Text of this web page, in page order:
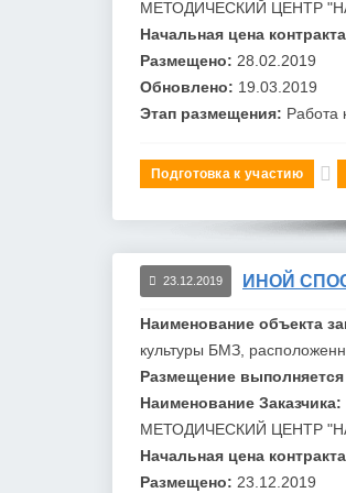
МЕТОДИЧЕСКИЙ ЦЕНТР
Начальная цена
Размещено: 28.02.2019
Обновлено: 19.03.2019
Этап размещения: Работа
Подготовка к участию
23.12.2019 ИНОЙ
Наименование объекта
культуры БМЗ ,
Размещение
Наименование Заказчика:
МЕТОДИЧЕСКИЙ ЦЕНТР
Начальная цена
Размещено: 23.12.2019